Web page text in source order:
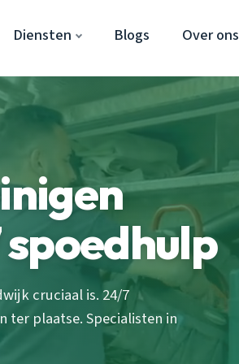
Diensten Blogs Over ons
cruciaal is. 24/7
ter plaatse. Specialisten in